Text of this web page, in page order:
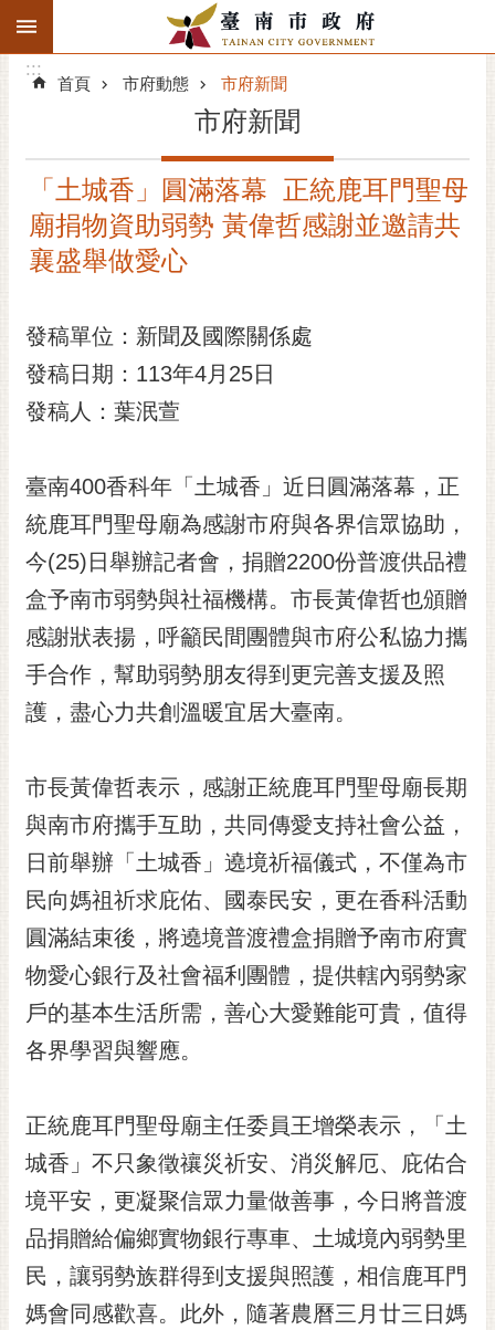
跳到主要內容區塊
搜
階
精彩府城
市府動態
市政資訊
黃
偉
光
花
祭
網
站
導
訂
閱
RSS
訂
子
報
市
民
信
箱
English
:::
:::
首頁 市府動態 市府新聞
市府新聞
「土城香」圓滿落幕 正統鹿耳門聖母
廟捐物資助弱勢 黃偉哲感謝並邀請共
襄盛舉做愛心
發稿單位：新聞及國際關係處
發稿日期：113年4月25日
發稿人：葉泯萱
臺南400香科年「土城香」近日圓滿落幕，正
統鹿耳門聖母廟為感謝市府與各界信眾協助，
今(25)日舉辦記者會，捐贈2200份普渡供品禮
盒予南市弱勢與社福機構。市長黃偉哲也頒贈
感謝狀表揚，呼籲民間團體與市府公私協力攜
手合作，幫助弱勢朋友得到更完善支援及照
護，盡心力共創溫暖宜居大臺南。
市長黃偉哲表示，感謝正統鹿耳門聖母廟長期
與南市府攜手互助，共同傳愛支持社會公益，
日前舉辦「土城香」遶境祈福儀式，不僅為市
民向媽祖祈求庇佑、國泰民安，更在香科活動
圓滿結束後，將遶境普渡禮盒捐贈予南市府實
物愛心銀行及社會福利團體，提供轄內弱勢家
戶的基本生活所需，善心大愛難能可貴，值得
各界學習與響應。
正統鹿耳門聖母廟主任委員王增榮表示，「土
城香」不只象徵禳災祈安、消災解厄、庇佑合
境平安，更凝聚信眾力量做善事，今日將普渡
品捐贈給偏鄉實物銀行專車、土城境內弱勢里
民，讓弱勢族群得到支援與照護，相信鹿耳門
媽會同感歡喜。此外，隨著農曆三月廿三日媽